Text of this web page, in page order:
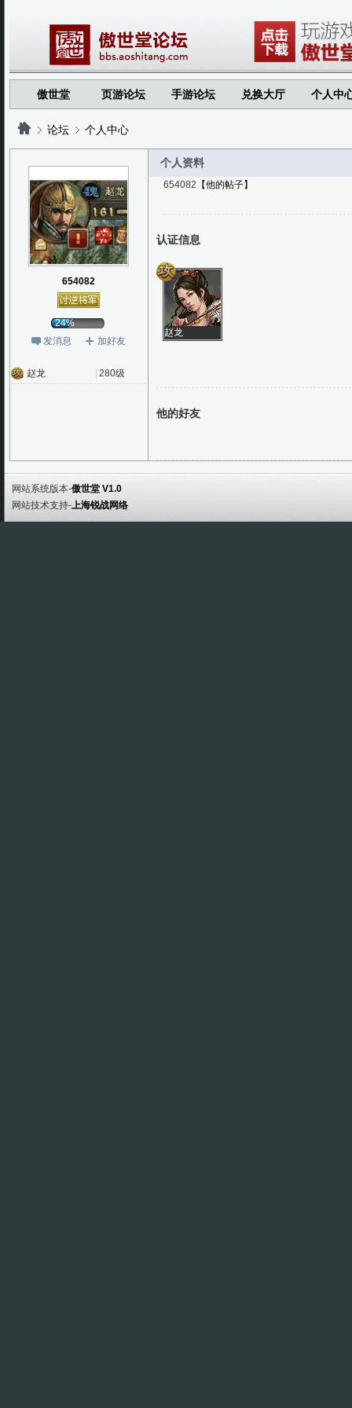
傲世堂 页游论坛 手游论坛 兑换大厅 个人中
?
论坛
?
个人中心
654082
24%
发消息
加好友
赵龙 280级
个人资料
654082 【他的帖子】
认证信息
赵龙
他的好友
网站系统版本-傲世堂 V1.0
网站技术支持-上海锐战网络